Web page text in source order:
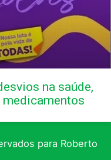
na saúde,
para Roberto